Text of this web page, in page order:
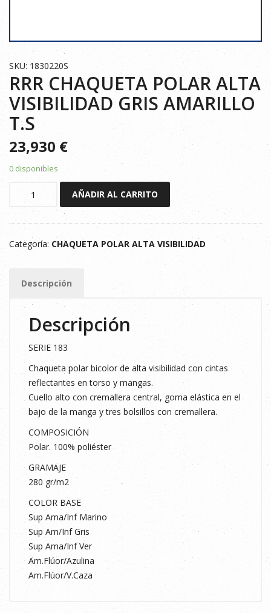
SKU: 1830220S
RRR CHAQUETA POLAR ALTA
VISIBILIDAD GRIS AMARILLO
T.S
23,930€
0 disponibles
VISIBILIDAD
cantidad
AÑADIR AL CARRITO
Categoría: CHAQUETA POLAR ALTA VISIBILIDAD
Descripción
Descripción
SERIE 183
Chaqueta polar bicolor de alta visibilidad con cintas
reflectantes en torso y mangas.
Cuello alto con cremallera central, goma elástica en el
bajo de la manga y tres bolsillos con cremallera.
COMPOSICIÓN
Polar. 100% poliéster
GRAMAJE
280 gr/m2
COLOR BASE
Sup Ama/Inf Marino
Sup Am/Inf Gris
Sup Ama/Inf Ver
Am.Flúor/Azulina
Am.Flúor/V.Caza